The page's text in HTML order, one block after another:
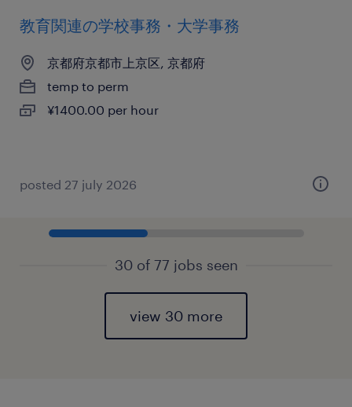
教育関連の学校事務・大学事務
京都府京都市上京区, 京都府
temp to perm
¥1400.00 per hour
posted 27 july 2026
30 of 77 jobs seen
view 30 more